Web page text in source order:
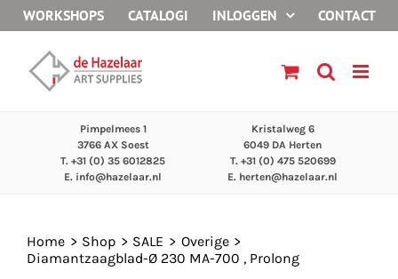
naar
inhoud
WORKSHOPS CATALOGI INLOGGEN CONTACT
Pimpelmees 1
3766 AX Soest
T. +31 (0) 35 6012825
E. info@hazelaar.nl
Kristalweg 6
6049 DA Herten
T. +31 (0) 475 520699
E. herten@hazelaar.nl
Home Shop SALE
Overige
Diamantzaagblad-Ø 230 MA-700 , Prolong